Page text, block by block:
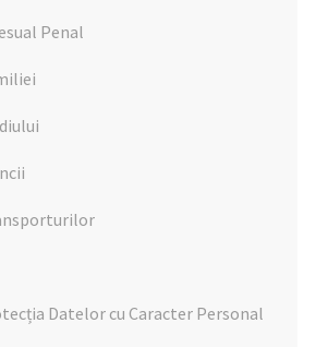
Penal
Datelor cu Caracter Personal